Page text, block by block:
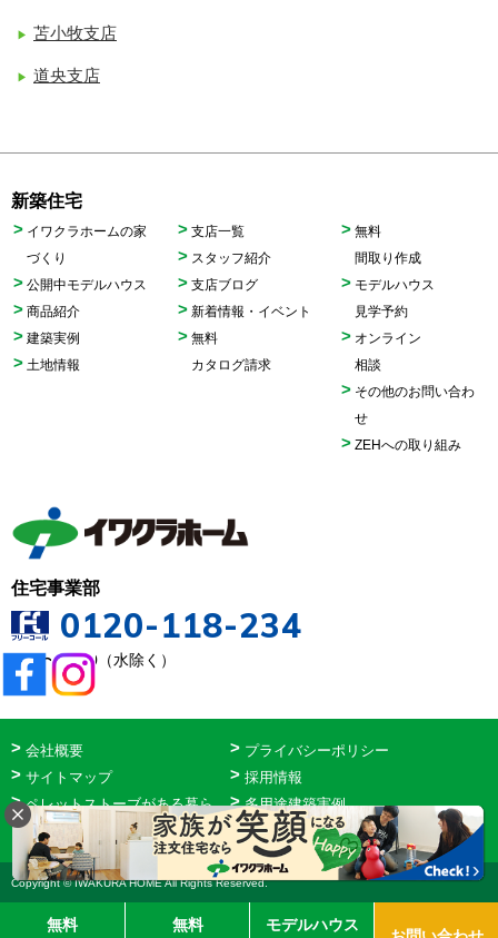
無料 無料 モデルハウス
苫小牧支店
道央支店
新築住宅
イワクラホームの家
づくり
公開中モデルハウス
商品紹介
建築実例
土地情報
支店一覧
スタッフ紹介
支店ブログ
新着情報・イベント
無料
カタログ請求
無料
間取り作成
モデルハウス
見学予約
オンライン
相談
その他のお問い合わ
せ
ZEHへの取り組み
住宅事業部
0120-118-234
9:00〜18:00（水除く）
会社概要
プライバシーポリシー
サイトマップ
採用情報
ペレットストーブがある暮ら
し
多用途建築実例
ホテルニューバジェット
Copyright © IWAKURA HOME All Rights Reserved.